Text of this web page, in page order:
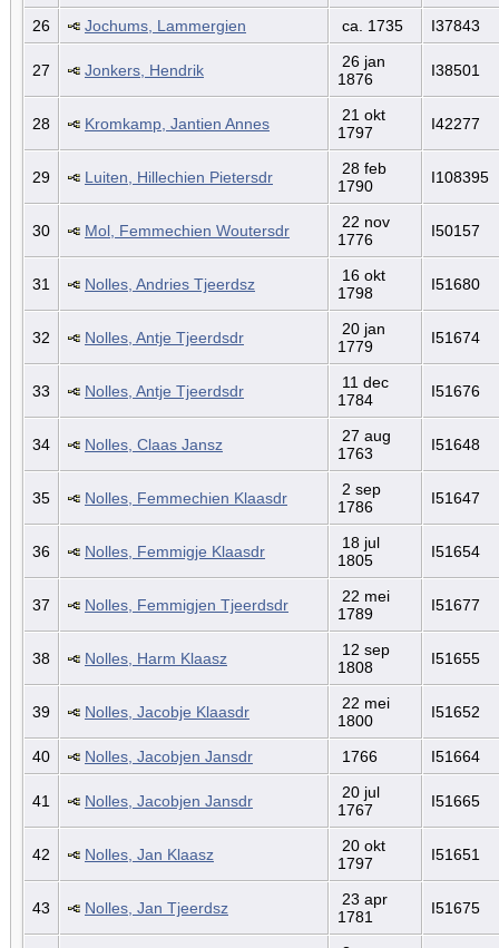
26 Jochums, Lammergien ca. 1735 I37843
27 Jonkers, Hendrik
26 jan
1876
I38501
28 Kromkamp, Jantien Annes
21 okt
1797
I42277
29 Luiten, Hillechien Pietersdr
28 feb
1790
I108395
30 Mol, Femmechien Woutersdr
22 nov
1776
I50157
31 Nolles, Andries Tjeerdsz
16 okt
1798
I51680
32 Nolles, Antje Tjeerdsdr
20 jan
1779
I51674
33 Nolles, Antje Tjeerdsdr
11 dec
1784
I51676
34 Nolles, Claas Jansz
27 aug
1763
I51648
35 Nolles, Femmechien Klaasdr
2 sep
1786
I51647
36 Nolles, Femmigje Klaasdr
18 jul
1805
I51654
37 Nolles, Femmigjen Tjeerdsdr
22 mei
1789
I51677
38 Nolles, Harm Klaasz
12 sep
1808
I51655
39 Nolles, Jacobje Klaasdr
22 mei
1800
I51652
40 Nolles, Jacobjen Jansdr 1766 I51664
41 Nolles, Jacobjen Jansdr
20 jul
1767
I51665
42 Nolles, Jan Klaasz
20 okt
1797
I51651
43 Nolles, Jan Tjeerdsz
23 apr
1781
I51675